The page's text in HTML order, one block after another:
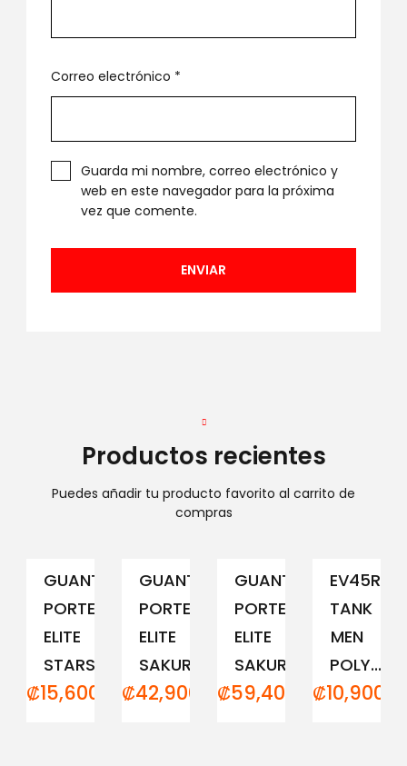
Correo electrónico *
Guarda mi nombre, correo electrónico y
web en este navegador para la próxima
vez que comente.
Productos recientes
Puedes añadir tu producto favorito al carrito de
compras
GUANTE
PORTERO
ELITE
STARS
₡15,600.00
GUANTE
PORTERO
ELITE
SAKURA...
₡42,900.00
GUANTE
PORTERO
ELITE
SAKURA...
₡59,400.00
TANK
MEN
POLY...
₡